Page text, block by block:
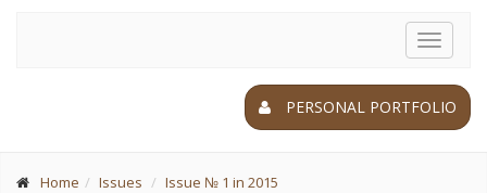
Toggle
PERSONAL PORTFOLIO
Home Issues Issue № 1 in 2015